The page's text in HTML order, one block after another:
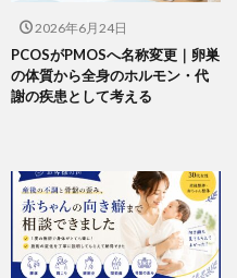
2026年6月24日
PCOSがPMOSへ名称変更｜卵巣
の体質から全身のホルモン・代
謝の疾患として考える